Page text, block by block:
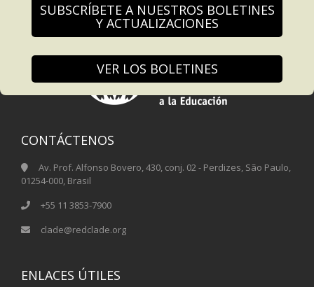
SUBSCRÍBETE A NUESTROS BOLETINES
Y ACTUALIZACIONES
VER LOS BOLETINES
CONTÁCTENOS
Av. Prof. Alfonso Bovero, 430, conj. 02 - Perdizes, São Paulo,
01254-000, Brasil
+55 11 3853-7900
clade@redclade.org
ENLACES ÚTILES